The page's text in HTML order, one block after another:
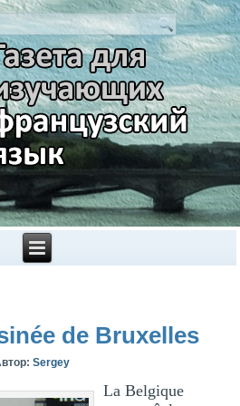
de Bruxelles
Sergey
La Belgique